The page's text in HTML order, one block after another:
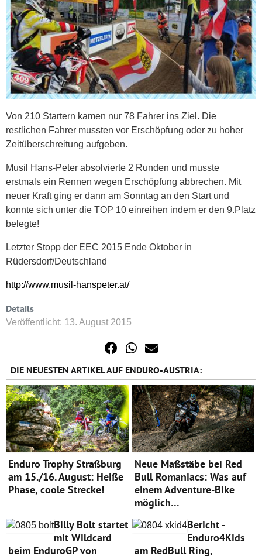
Von 210 Startern kamen nur 78 Fahrer ins Ziel. Die
restlichen Fahrer mussten vor Erschöpfung oder zu hoher
Zeitüberschreitung aufgeben.
Musil Hans-Peter absolvierte 2 Runden und musste
erstmals ein Rennen wegen Erschöpfung abbrechen. Mit
neuer Kraft ging er dann am Sonntag an den Start und
konnte sich unter die TOP 10 einreihen indem er den 9.Platz
belegte!
Letzter Stopp der EEC 2015 Ende Oktober in
Rüdersdorf/Deutschland
http://www.musil-hanspeter.at/
Details
Veröffentlicht: 13. August 2015
DIE NEUESTEN ARTIKEL AUF ENDURO-AUSTRIA:
Enduro Trophy Straßburg
am 15./16. August: Heiße
Phase, coole Strecke!
Neue Maßstäbe bei Red
Bull Romaniacs: Was auf
einem Adventure-Bike
möglich…
Billy Bolt startet
mit Wildcard
beim EnduroGP von
Bericht -
Enduro4Kids
am RedBull Ring,